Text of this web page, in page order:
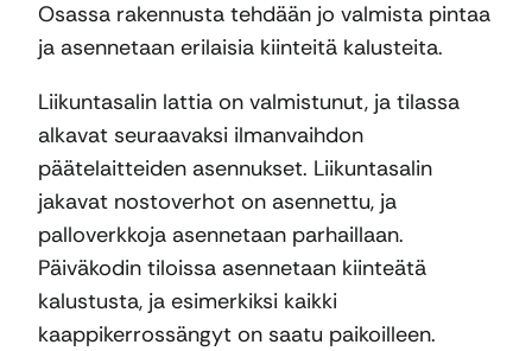
Osassa rakennusta tehdään jo valmista pintaa
ja asennetaan erilaisia kiinteitä kalusteita.
Liikuntasalin lattia on valmistunut, ja tilassa
alkavat seuraavaksi ilmanvaihdon
päätelaitteiden asennukset. Liikuntasalin
jakavat nostoverhot on asennettu, ja
palloverkkoja asennetaan parhaillaan.
Päiväkodin tiloissa asennetaan kiinteätä
kalustusta, ja esimerkiksi kaikki
kaappikerrossängyt on saatu paikoilleen.